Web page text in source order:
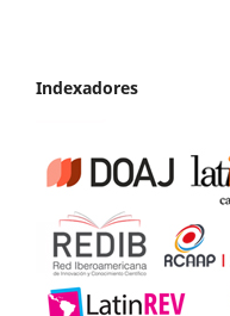
Indexadores